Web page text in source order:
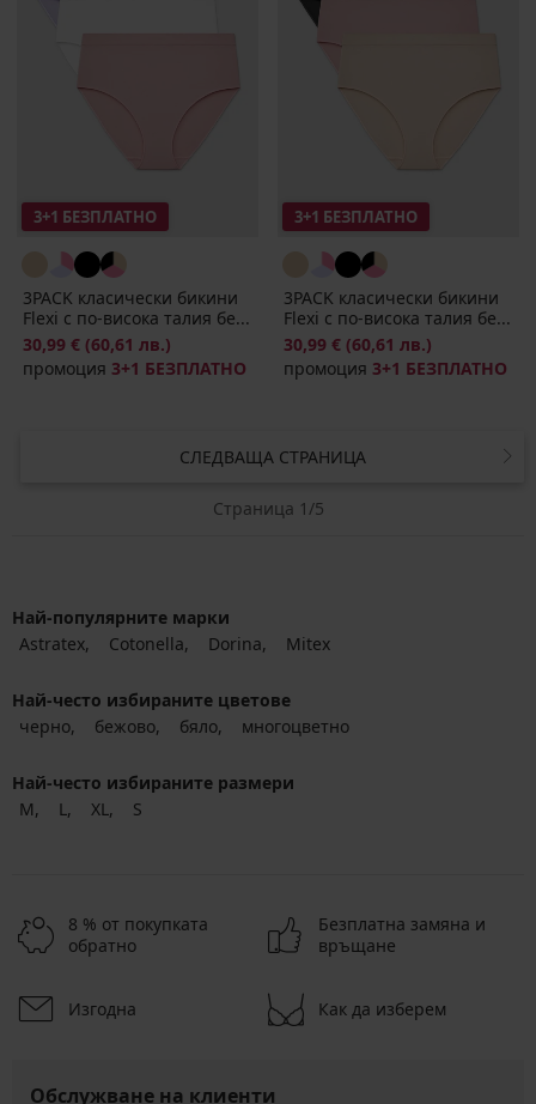
3+1 БЕЗПЛАТНО
3PACK класически бикини
Flexi с по-висока талия бе...
30,99 € (60,61 лв.)
промоция 3+1 БЕЗПЛАТНО
3+1 БЕЗПЛАТНО
3PACK класически бикини
Flexi с по-висока талия бе...
30,99 € (60,61 лв.)
промоция 3+1 БЕЗПЛАТНО
СЛЕДВАЩА СТРАНИЦА
Страница 1/5
Най-популярните марки
Astratex
Cotonella Dorina Mitex
Най-често избираните цветове
черно
бежово бяло многоцветно
Най-често избираните размери
M
L XL S
8 % от покупката
обратно
Безплатна замяна и
връщане
Изгодна Как да изберем
Обслужване на клиенти